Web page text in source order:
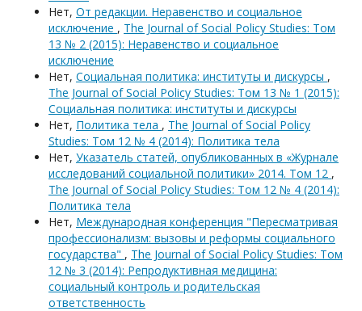
Нет, От редакции. Неравенство и социальное
исключение , The Journal of Social Policy Studies: Том
13 № 2 (2015): Неравенство и социальное
исключение
Нет, Социальная политика: институты и дискурсы ,
The Journal of Social Policy Studies: Том 13 № 1 (2015):
Социальная политика: институты и дискурсы
Нет, Политика тела , The Journal of Social Policy
Studies: Том 12 № 4 (2014): Политика тела
Нет, Указатель статей, опубликованных в «Журнале
исследований социальной политики» 2014. Том 12 ,
The Journal of Social Policy Studies: Том 12 № 4 (2014):
Политика тела
Нет, Международная конференция "Пересматривая
профессионализм: вызовы и реформы социального
государства" , The Journal of Social Policy Studies: Том
12 № 3 (2014): Репродуктивная медицина:
социальный контроль и родительская
ответственность